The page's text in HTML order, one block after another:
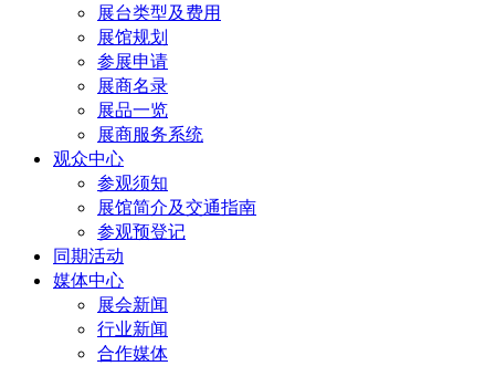
展台类型及费用
展馆规划
参展申请
展商名录
展品一览
展商服务系统
观众中心
参观须知
展馆简介及交通指南
参观预登记
同期活动
媒体中心
展会新闻
行业新闻
合作媒体